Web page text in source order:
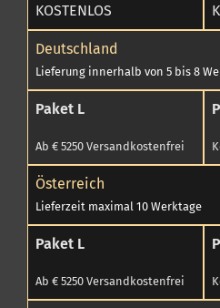
KOSTENLOS
Deutschland
Lieferung innerhalb von 5 bis 8
Paket L
Ab € 5250 Versandkostenfrei
Österreich
Lieferzeit maximal 10 Werktage
Paket L
Ab € 5250 Versandkostenfrei